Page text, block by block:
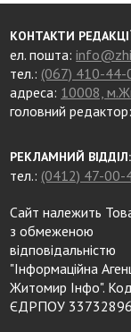
КОНТАКТИ
ел. пошта:
тел.: (067) 410-44-
адреса: 10008,
головний редактор:
РЕКЛАМНИЙ ВІДДІЛ:
тел.: (0412) 47-00-
Сайт належить
з обмеженою
відповідальністю
"Інформаційна
Житомир Інфо". Код
ЄДРПОУ 33732896